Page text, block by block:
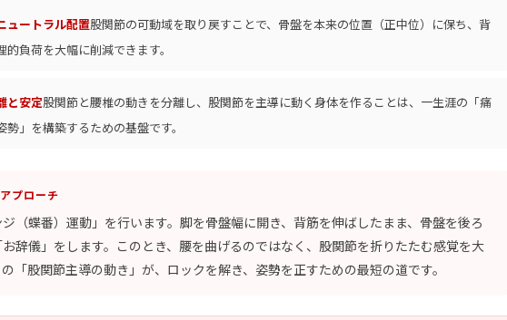
ュートラル配置股関節の可動域を取り戻すことで、骨盤を本来の位置（正中位）に保ち、背
的負荷を大幅に削減できます。
と安定股関節と腰椎の動きを分離し、股関節を主導に動く身体を作ることは、一生涯の「痛
勢」を構築するための基盤です。
プローチ
ジ（蝶番）運動」を行います。脚を骨盤幅に開き、背筋を伸ばしたまま、骨盤を後ろ
辞儀」をします。このとき、腰を曲げるのではなく、股関節を折りたたむ感覚を大
「股関節主導の動き」が、ロックを解き、姿勢を正すための最短の道です。